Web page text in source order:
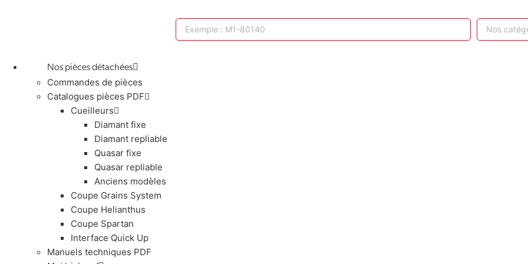
Nos pièces détachées
Commandes de pièces
Catalogues pièces PDF
Cueilleurs
Diamant fixe
Diamant repliable
Quasar fixe
Quasar repliable
Anciens modèles
Coupe Grains System
Coupe Helianthus
Coupe Spartan
Interface Quick Up
Manuels techniques PDF